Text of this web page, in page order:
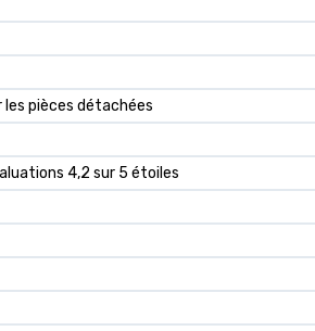
les pièces détachées
4,2 sur 5 étoiles